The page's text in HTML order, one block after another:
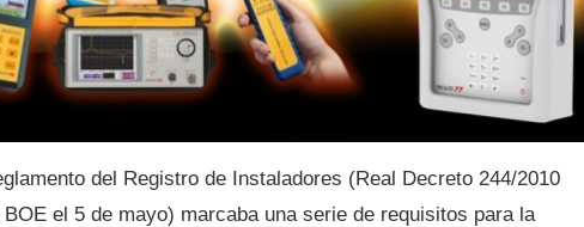
del Registro de Instaladores (Real Decreto 244/2010
el 5 de mayo) marcaba una serie de requisitos para la